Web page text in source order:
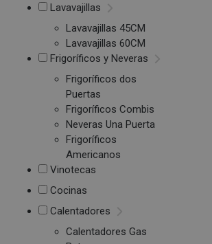
Lavavajillas
Lavavajillas 45CM
Lavavajillas 60CM
Frigoríficos y Neveras
Frigoríficos dos
Puertas
Frigoríficos Combis
Neveras Una Puerta
Frigoríficos
Americanos
Vinotecas
Cocinas
Calentadores
Calentadores Gas